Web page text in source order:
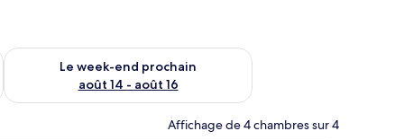
août 7 - août 9
Le week-end prochain
août 14 - août 16
Vérifier la disponibilité pour le week-end prochain août 14 -
Affichage de 4 chambres sur 4